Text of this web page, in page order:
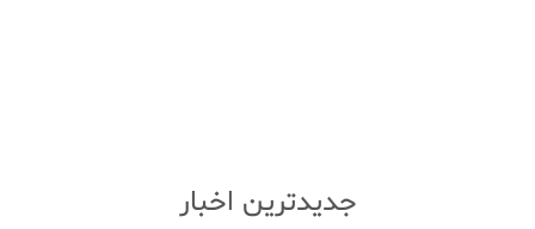
جدیدترین اخبار